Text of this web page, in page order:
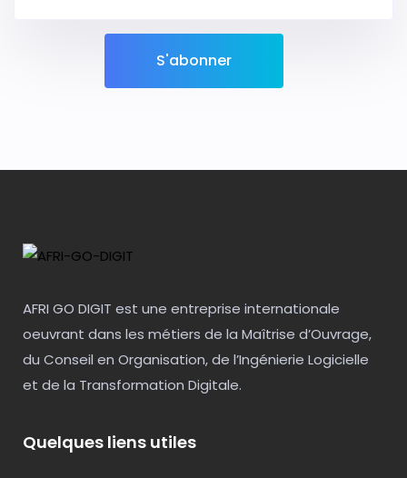
S'abonner
AFRI GO DIGIT est une entreprise internationale
oeuvrant dans les métiers de la Maîtrise d’Ouvrage,
du Conseil en Organisation, de l’Ingénierie Logicielle
et de la Transformation Digitale.
Quelques liens utiles